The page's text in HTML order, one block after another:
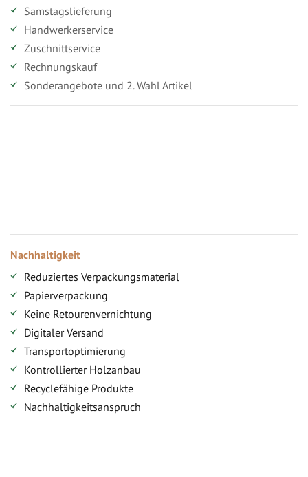
Samstagslieferung
Handwerkerservice
Zuschnittservice
Rechnungskauf
Sonderangebote und 2. Wahl Artikel
Nachhaltigkeit
Reduziertes Verpackungsmaterial
Papierverpackung
Keine Retourenvernichtung
Digitaler Versand
Transportoptimierung
Kontrollierter Holzanbau
Recyclefähige Produkte
Nachhaltigkeitsanspruch